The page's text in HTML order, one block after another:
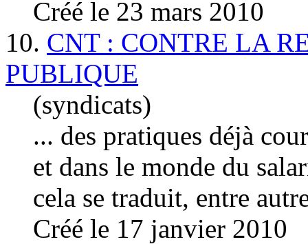
Créé le 23 mars 2010
10. CNT : CONTRE LA
PUBLIQUE
(syndicats)
... des pratiques déjà
et dans le monde du
cela se traduit, entre
Créé le 17 janvier 2010